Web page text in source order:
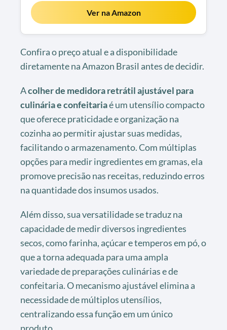
Ver na Amazon
Confira o preço atual e a disponibilidade
diretamente na Amazon Brasil antes de decidir.
Acolher de medidora retrátil ajustável para
culinária e confeitariaé um utensílio compacto
que oferece praticidade e organização na
cozinha ao permitir ajustar suas medidas,
facilitando o armazenamento. Com múltiplas
opções para medir ingredientes em gramas, ela
promove precisão nas receitas, reduzindo erros
na quantidade dos insumos usados.
Além disso, sua versatilidade se traduz na
capacidade de medir diversos ingredientes
secos, como farinha, açúcar e temperos em pó, o
que a torna adequada para uma ampla
variedade de preparações culinárias e de
confeitaria. O mecanismo ajustável elimina a
necessidade de múltiplos utensílios,
centralizando essa função em um único